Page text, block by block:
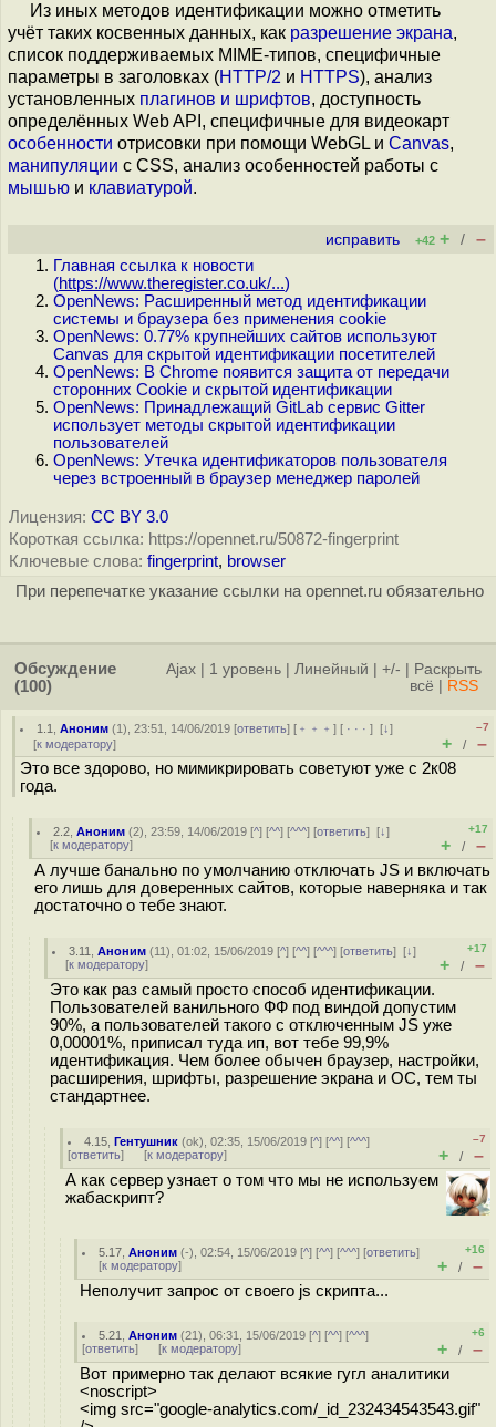
Из иных методов идентификации можно отметить
учёт таких косвенных данных, как разрешение экрана,
список поддерживаемых MIME-типов, специфичные
параметры в заголовках (HTTP/2 и HTTPS), анализ
установленных плагинов и шрифтов, доступность
определённых Web API, специфичные для видеокарт
особенности отрисовки при помощи WebGL и Canvas,
манипуляции с CSS, анализ особенностей работы с
мышью и клавиатурой.
исправить +42 + / –
Главная ссылка к новости
(https://www.theregister.co.uk/...)
OpenNews: Расширенный метод идентификации
системы и браузера без применения cookie
OpenNews: 0.77% крупнейших сайтов используют
Canvas для скрытой идентификации посетителей
OpenNews: В Chrome появится защита от передачи
сторонних Cookie и скрытой идентификации
OpenNews: Принадлежащий GitLab сервис Gitter
использует методы скрытой идентификации
пользователей
OpenNews: Утечка идентификаторов пользователя
через встроенный в браузер менеджер паролей
Лицензия: CC BY 3.0
Короткая ссылка: https://opennet.ru/50872-fingerprint
Ключевые слова: fingerprint, browser
При перепечатке указание ссылки на opennet.ru обязательно
Обсуждение
(100)
Ajax 1 уровень Линейный +/-
Раскрыть
всё
RSS
1.1 ,Аноним (1), 23:51, 14/06/2019 [ответить] [ ﹢﹢﹢] [ · · ·][↓]
[к модератору]
–7
+ / –
Это все здорово, но мимикрировать советуют уже с 2к08
года.
2.2 ,Аноним (2), 23:59, 14/06/2019 [^] [^^] [^^^] [ответить][↓]
[к модератору]
+17
+ / –
А лучше банально по умолчанию отключать JS и включать
его лишь для доверенных сайтов, которые наверняка и так
достаточно о тебе знают.
3.11 ,Аноним (11), 01:02, 15/06/2019 [^] [^^] [^^^] [ответить][↓]
[к модератору]
+17
+ / –
Это как раз самый просто способ идентификации.
Пользователей ванильного ФФ под виндой допустим
90%, а пользователей такого с отключенным JS уже
0,00001%, приписал туда ип, вот тебе 99,9%
идентификация. Чем более обычен браузер, настройки,
расширения, шрифты, разрешение экрана и ОС, тем ты
стандартнее.
4.15 ,Гентушник (ok), 02:35, 15/06/2019 [^] [^^] [^^^]
[ответить] [к модератору]
–7
+ / –
А как сервер узнает о том что мы не используем
жабаскрипт?
5.17 ,Аноним (-), 02:54, 15/06/2019 [^] [^^] [^^^] [ответить]
[к модератору]
+16
+ / –
Неполучит запрос от своего js скрипта...
5.21 ,Аноним (21), 06:31, 15/06/2019 [^] [^^] [^^^]
[ответить] [к модератору]
+6
+ / –
Вот примерно так делают всякие гугл аналитики
<noscript>
<img src="google-analytics.com/_id_232434543543.gif"